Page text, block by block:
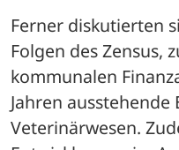
Ferner diskutierten
Folgen des Zensus,
kommunalen
Jahren
Veterinärwesen.